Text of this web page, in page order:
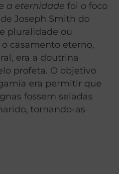
a eternidade foi o foco
Joseph Smith do
pluralidade ou
casamento eterno,
era a doutrina
profeta. O objetivo
era permitir que
fossem seladas
tornando-as